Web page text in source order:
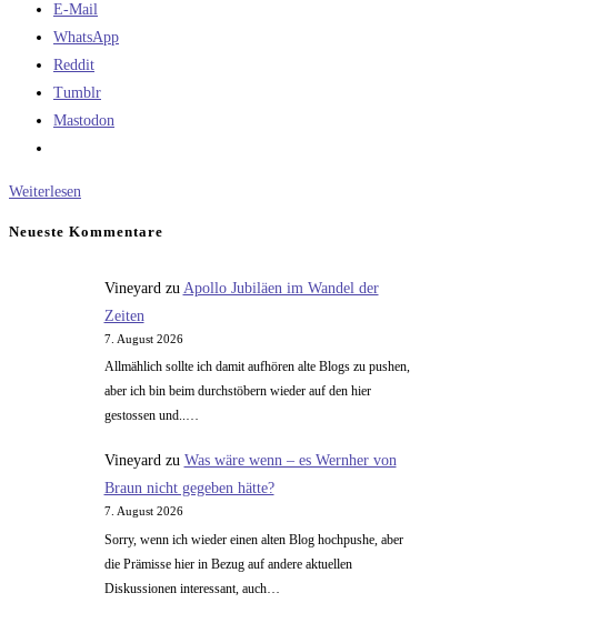
E-Mail
WhatsApp
Reddit
Tumblr
Mastodon
Weiterlesen
Neueste Kommentare
Vineyard zu Apollo Jubiläen im Wandel der
Zeiten
7. August 2026
Allmählich sollte ich damit aufhören alte Blogs zu pushen,
aber ich bin beim durchstöbern wieder auf den hier
gestossen und..…
Vineyardzu Was wäre wenn – es Wernher von
Braun nicht gegeben hätte?
7. August 2026
Sorry, wenn ich wieder einen alten Blog hochpushe, aber
die Prämisse hier in Bezug auf andere aktuellen
Diskussionen interessant, auch…